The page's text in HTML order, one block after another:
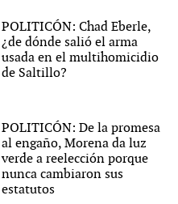
POLITICÓN: Chad Eberle,
¿de dónde salió el arma
usada en el multihomicidio
de Saltillo?
POLITICÓN: De la promesa
al engaño, Morena da luz
verde a reelección porque
nunca cambiaron sus
estatutos